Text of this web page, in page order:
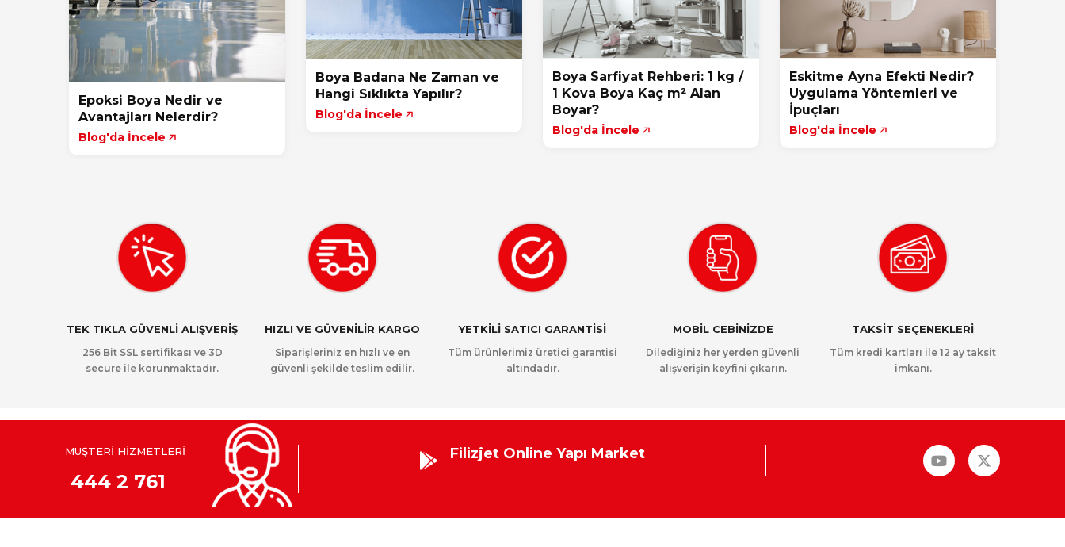
Epoksi Boya Nedir ve
Avantajları Nelerdir?
Blog'da İncele
Boya Badana Ne Zaman ve
Hangi Sıklıkta Yapılır?
Blog'da İncele
Boya Sarfiyat Rehberi: 1 kg /
1 Kova Boya Kaç m² Alan
Boyar?
Blog'da İncele
Eskitme Ayna Efekti Nedir?
Uygulama Yöntemleri ve
İpuçları
Blog'da İncele
TEK TIKLA GÜVENLİ ALIŞVERİŞ
256 Bit SSL sertifikası ve 3D
secure ile korunmaktadır.
HIZLI VE GÜVENİLİR KARGO
Siparişleriniz en hızlı ve en
güvenli şekilde teslim edilir.
YETKİLİ SATICI GARANTİSİ
Tüm ürünlerimiz üretici garantisi
altındadır.
MOBİL CEBİNİZDE
Dilediğiniz her yerden güvenli
alışverişin keyfini çıkarın.
TAKSİT SEÇENEKLERİ
Tüm kredi kartları ile 12 ay taksit
imkanı.
MÜŞTERİ HİZMETLERİ
444 2 761
Filizjet Online Yapı Market